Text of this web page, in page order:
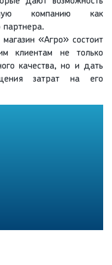
компанию как
партнера.
«Агро» состоит
клиентам не только
качества, но и дать
затрат на его